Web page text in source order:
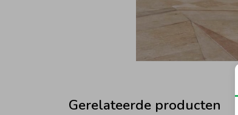
Gerelateerde producten